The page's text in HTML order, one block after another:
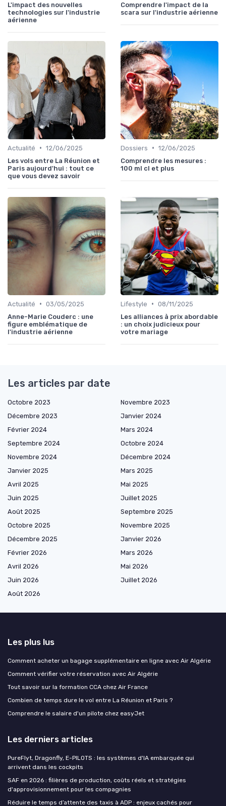
L'impact des nouvelles
technologies sur l'industrie
aérienne
Comprendre l'impact de la
scara sur l'industrie aérienne
Actualité • 12/06/2025
Les vols entre La Réunion et
Paris aujourd'hui : tout ce
que vous devez savoir
Dossiers • 12/06/2025
Comprendre les mesures :
100 ml cl et plus
Actualité • 03/05/2025
Anne-Marie Couderc : une
figure emblématique de
l'industrie aérienne
Lifestyle • 08/11/2025
Les alliances à prix abordable
: un choix judicieux pour
votre mariage
Les articles par date
Octobre 2023
Novembre 2023
Décembre 2023
Janvier 2024
Février 2024
Mars 2024
Septembre 2024
Octobre 2024
Novembre 2024
Décembre 2024
Janvier 2025
Mars 2025
Avril 2025
Mai 2025
Juin 2025
Juillet 2025
Août 2025
Septembre 2025
Octobre 2025
Novembre 2025
Décembre 2025
Janvier 2026
Février 2026
Mars 2026
Avril 2026
Mai 2026
Juin 2026
Juillet 2026
Août 2026
Les plus lus
Comment acheter un bagage supplémentaire en ligne avec Air Algérie
Comment vérifier votre réservation avec Air Algérie
Tout savoir sur la formation CCA chez Air France
Combien de temps dure le vol entre La Réunion et Paris ?
Comprendre le salaire d'un pilote chez easyJet
Les derniers articles
PureFlyt, Dragonfly, E-PILOTS : les systèmes d'IA embarquée qui
arrivent dans les cockpits
SAF en 2026 : filières de production, coûts réels et stratégies
d'approvisionnement pour les compagnies
Réduire le temps d’attente des taxis à ADP : enjeux cachés pour